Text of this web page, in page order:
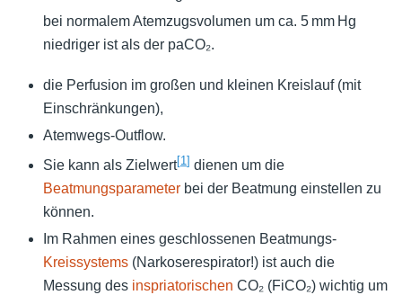
bei normalem Atemzugsvolumen um ca. 5 mm Hg
niedriger ist als der paCO₂.
die Perfusion im großen und kleinen Kreislauf (mit
Einschränkungen),
Atemwegs-Outflow.
Sie kann als Zielwert[1] dienen um die
Beatmungsparameter bei der Beatmung einstellen zu
können.
Im Rahmen eines geschlossenen Beatmungs-
Kreissystems (Narkoserespirator!) ist auch die
Messung des inspriatorischen CO₂ (FiCO₂) wichtig um